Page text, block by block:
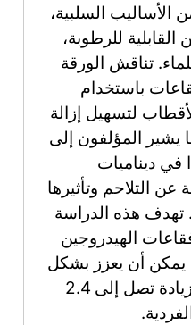
الأساليب السلبية،
للرطوبة،
تناقش الورقة
باستخدام
لتسهيل إزالة
يشير المؤلفون إلى
ديناميات
عن التلاحم وتأثيرها
هذه الدراسة
الهيدروجين
يمكن أن يعزز بشكل
كبير مغادرة الفقاعات ويغير معدلات التفاعل، محققًا زيادة تصل إلى 2.4